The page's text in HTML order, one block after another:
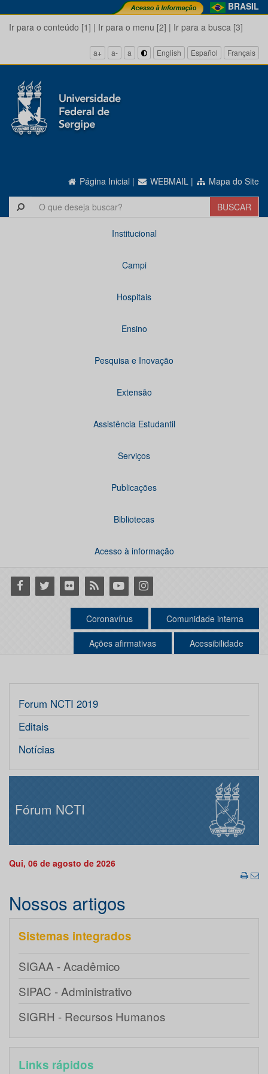
BRASIL
Ir para o conteúdo [1] | Ir para o menu [2] | Ir para a busca [3]
a+ a- a English Español Français
Página Inicial | WEBMAIL | Mapa do Site
Institucional
Campi
Hospitais
Ensino
Pesquisa e Inovação
Extensão
Assistência Estudantil
Serviços
Publicações
Bibliotecas
Acesso à informação
Facebook
Twitter Flickr RSS YoutubeInstagram
Coronavírus Comunidade interna
Ações afirmativas Acessibilidade
Forum NCTI 2019
Editais
Notícias
Fórum NCTI
Qui, 06 de agosto de 2026
Nossos artigos
Sistemas integrados
SIGAA - Acadêmico
SIPAC - Administrativo
SIGRH - Recursos Humanos
Links rápidos